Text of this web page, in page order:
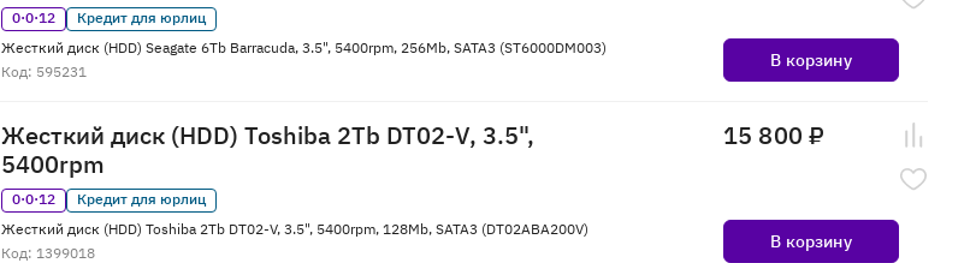
0·0·12
Кредит для юрлиц
Жесткий диск (HDD) Seagate 6Tb Barracuda, 3.5", 5400rpm, 256Mb, SATA3 (ST6000DM003)
Код: 595231
В корзину
Жесткий диск (HDD) Toshiba 2Tb DT02-V, 3.5",
5400rpm
0·0·12
Кредит для юрлиц
Жесткий диск (HDD) Toshiba 2Tb DT02-V, 3.5", 5400rpm, 128Mb, SATA3 (DT02ABA200V)
Код: 1399018
15 800 ₽
В корзину